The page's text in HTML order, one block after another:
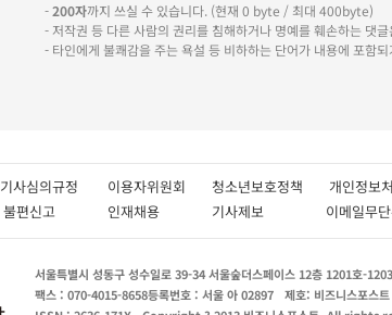
-200자까지 쓰실 수 있습니다. (현재 0 byte / 최대 400byte)
- 저작권 등 다른 사람의 권리를 침해하거나 명예를 훼손하는 댓
- 타인에게 불쾌감을 주는 욕설 등 비하하는 단어가 내용에 포함
기사심의규정 이용자위원회 청소년보호정책 개인정
불편신고 인재채용 기사제보 이메일무
서울특별시 성동구 성수일로 39-34 서울숲더스페이스 12층 1201호-
팩스 : 070-4015-8658등록번호 : 서울 아 02897 제호: 비즈니스포스트